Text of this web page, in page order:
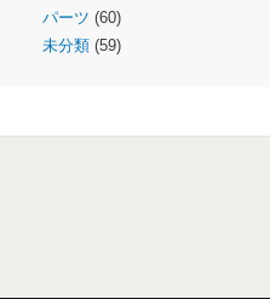
パーツ (60)
未分類 (59)